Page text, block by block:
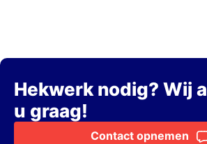
Hekwerk nodig? Wij
u graag!
Contact opnemen